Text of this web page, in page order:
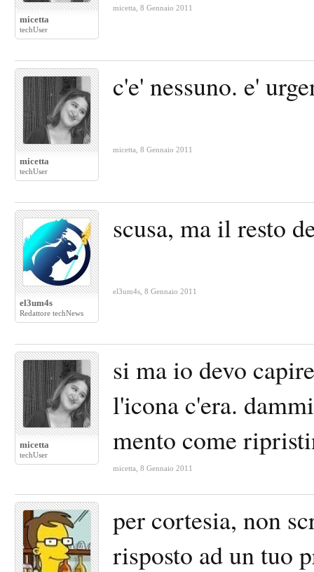
micetta
techUser
micetta 8 Gennaio 2011
micetta
techUser
c'e' nessuno. e'
micetta 8 Gennaio 2011
el3um4s
Redattore techNews
scusa, ma il resto
el3um4s 8 Gennaio 2011
micetta
techUser
si ma io devo
l'icona c'era.
mento come
micetta 8 Gennaio 2011
per cortesia, non
risposto ad un tuo